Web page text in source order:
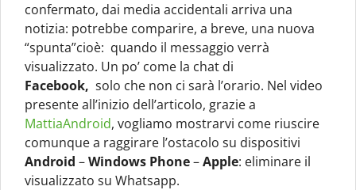
confermato, dai media accidentali arriva una
notizia: potrebbe comparire, a breve, una nuova
“spunta”cioè: quando il messaggio verrà
visualizzato. Un po’ come la chat di
Facebook, solo che non ci sarà l’orario. Nel video
presente all’inizio dell’articolo, grazie a
MattiaAndroid, vogliamo mostrarvi come riuscire
comunque a raggirare l’ostacolo su dispositivi
Android –Windows Phone–Apple: eliminare il
visualizzato su Whatsapp.